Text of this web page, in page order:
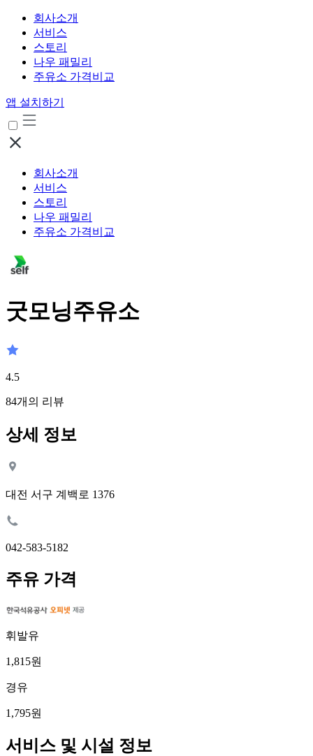
회사소개
서비스
스토리
나우 패밀리
주유소 가격비교
앱 설치하기
회사소개
서비스
스토리
나우 패밀리
주유소 가격비교
굿모닝주유소
4.5
84개의 리뷰
상세 정보
대전 서구 계백로 1376
042-583-5182
주유 가격
휘발유
1,815원
경유
1,795원
서비스 및 시설 정보